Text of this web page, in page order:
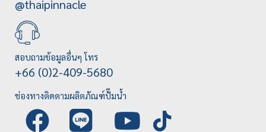
@thaipinnacle
สอบถามข้อมูลอื่นๆ โทร
+66 (0)2-409-5680
ช่องทางติดตามผลิตภัณฑ์ปั๊มน้ำ